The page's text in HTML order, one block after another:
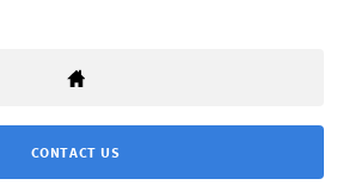
CONTACT US